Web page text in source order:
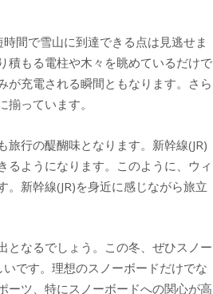
間で雪山に到達できる点は見逃せま
積もる電柱や木々を眺めているだけで
が充電される瞬間ともなります。さら
っています。
行の醍醐味となります。新幹線(JR)
ようになります。このように、ウィ
新幹線(JR)を身近に感じながら旅立
となるでしょう。この冬、ぜひスノー
です。理想のスノーボードだけでな
ーツ、特にスノーボードへの関心が高